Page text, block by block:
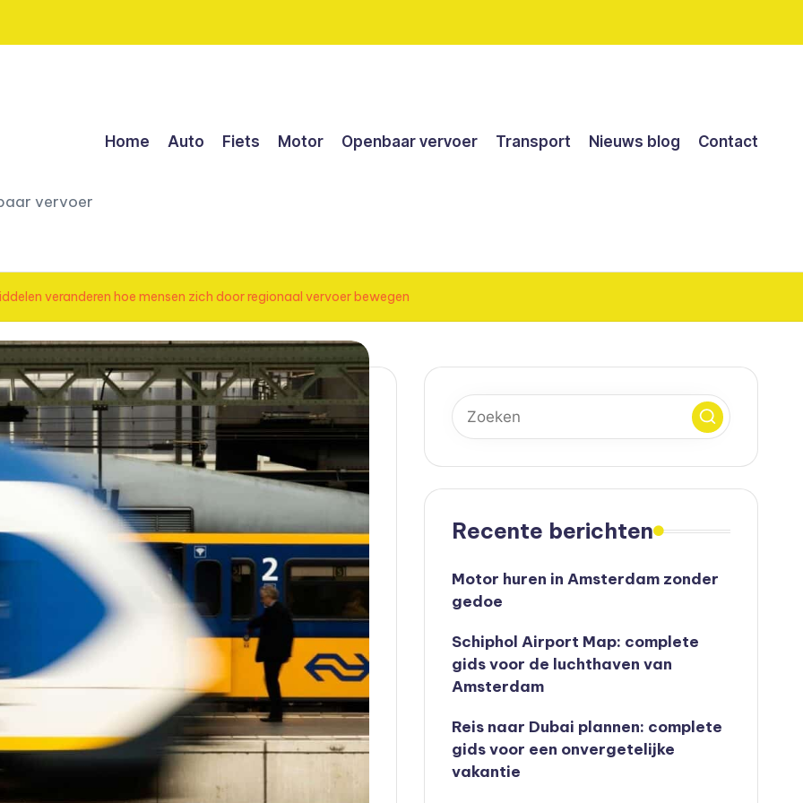
vervoer
Home Auto Fiets Motor Openbaar vervoer Transport Nieuws blog Contact
veranderen hoe mensen zich door regionaal vervoer bewegen
Recente berichten
Motor huren in Amsterdam zonder
gedoe
Schiphol Airport Map: complete
gids voor de luchthaven van
Amsterdam
Reis naar Dubai plannen: complete
gids voor een onvergetelijke
vakantie